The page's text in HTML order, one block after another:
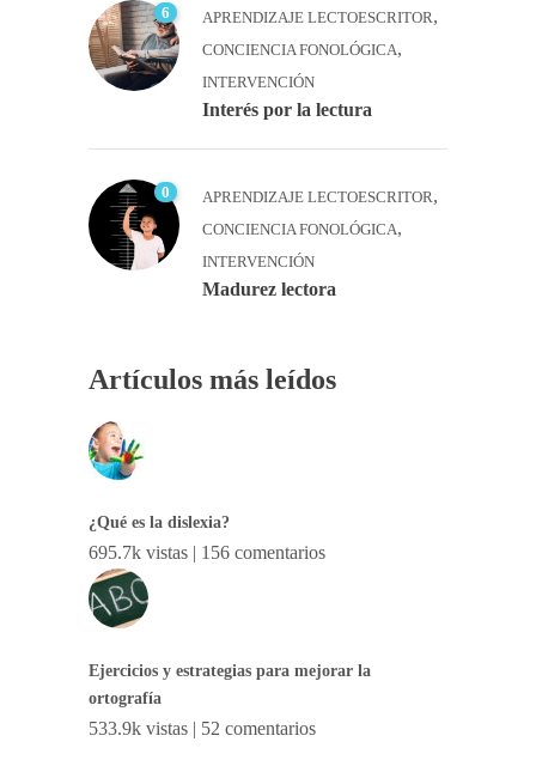
6 APRENDIZAJE LECTOESCRITOR,
CONCIENCIA FONOLÓGICA,
INTERVENCIÓN
Interés por la lectura
0 APRENDIZAJE LECTOESCRITOR,
CONCIENCIA FONOLÓGICA,
INTERVENCIÓN
Madurez lectora
Artículos más leídos
¿Qué es la dislexia?
695.7k vistas | 156 comentarios
Ejercicios y estrategias para mejorar la
ortografía
533.9k vistas | 52 comentarios